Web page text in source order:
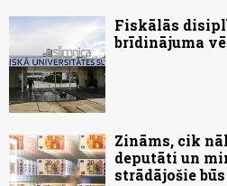
Fiskālās
brīdinājuma
Zināms, cik
deputāti un
strādājošie